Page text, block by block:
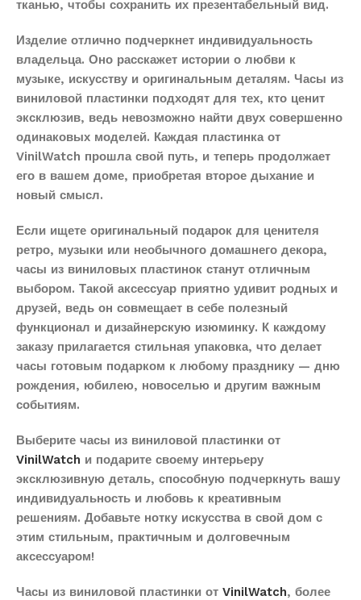
тканью, чтобы сохранить их презентабельный вид.
Изделие отлично подчеркнет индивидуальность
владельца. Оно расскажет истории о любви к
музыке, искусству и оригинальным деталям. Часы из
виниловой пластинки подходят для тех, кто ценит
эксклюзив, ведь невозможно найти двух совершенно
одинаковых моделей. Каждая пластинка от
VinilWatch прошла свой путь, и теперь продолжает
его в вашем доме, приобретая второе дыхание и
новый смысл.
Если ищете оригинальный подарок для ценителя
ретро, музыки или необычного домашнего декора,
часы из виниловых пластинок станут отличным
выбором. Такой аксессуар приятно удивит родных и
друзей, ведь он совмещает в себе полезный
функционал и дизайнерскую изюминку. К каждому
заказу прилагается стильная упаковка, что делает
часы готовым подарком к любому празднику — дню
рождения, юбилею, новоселью и другим важным
событиям.
Выберите часы из виниловой пластинки от
VinilWatch и подарите своему интерьеру
эксклюзивную деталь, способную подчеркнуть вашу
индивидуальность и любовь к креативным
решениям. Добавьте нотку искусства в свой дом с
этим стильным, практичным и долговечным
аксессуаром!
Часы из виниловой пластинки от VinilWatch, более